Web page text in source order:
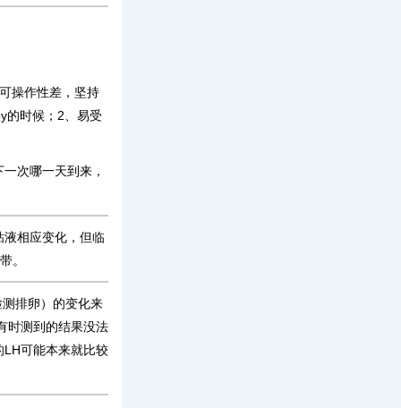
操作性差，坚持
的时候；2、易受
次哪一天到来，
相应变化，但临
。
排卵）的变化来
时测到的结果没法
可能本来就比较